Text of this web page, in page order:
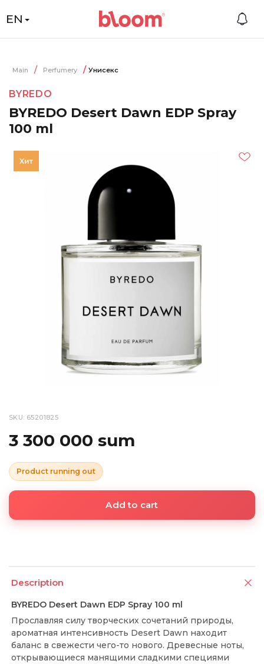
EN
Main Perfumery Унисекс
BYREDO
BYREDO Desert Dawn EDP Spray
100 ml
SKU: 65201825
3 300 000 sum
Product running out
Add to cart
Description
BYREDO Desert Dawn EDP Spray 100 ml
Прославляя силу творческих сочетаний природы,
ароматная интенсивность Desert Dawn находит
баланс в свежести чего-то нового. Древесные ноты,
открывающиеся манящими сладкими специями